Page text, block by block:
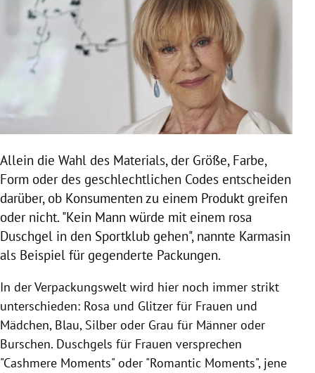
Allein die Wahl des Materials, der Größe, Farbe,
Form oder des geschlechtlichen Codes entscheiden
darüber, ob Konsumenten zu einem Produkt greifen
oder nicht. "Kein Mann würde mit einem rosa
Duschgel in den Sportklub gehen", nannte Karmasin
als Beispiel für gegenderte Packungen.
In der Verpackungswelt wird hier noch immer strikt
unterschieden: Rosa und Glitzer für Frauen und
Mädchen, Blau, Silber oder Grau für Männer oder
Burschen. Duschgels für Frauen versprechen
"Cashmere Moments" oder "Romantic Moments", jene